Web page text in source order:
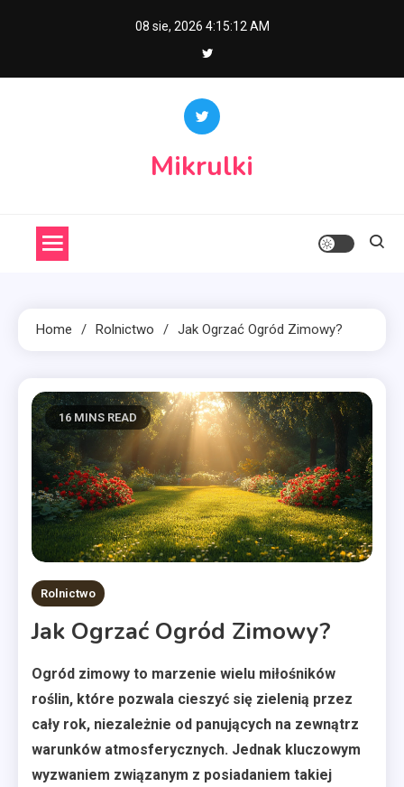
08 sie, 2026 4:15:13 AM
Mikrulki
Home Rolnictwo Jak Ogrzać Ogród Zimowy?
16 MINS READ
Rolnictwo
Jak Ogrzać Ogród Zimowy?
Ogród zimowy to marzenie wielu miłośników
roślin, które pozwala cieszyć się zielenią przez
cały rok, niezależnie od panujących na zewnątrz
warunków atmosferycznych. Jednak kluczowym
wyzwaniem związanym z posiadaniem takiej